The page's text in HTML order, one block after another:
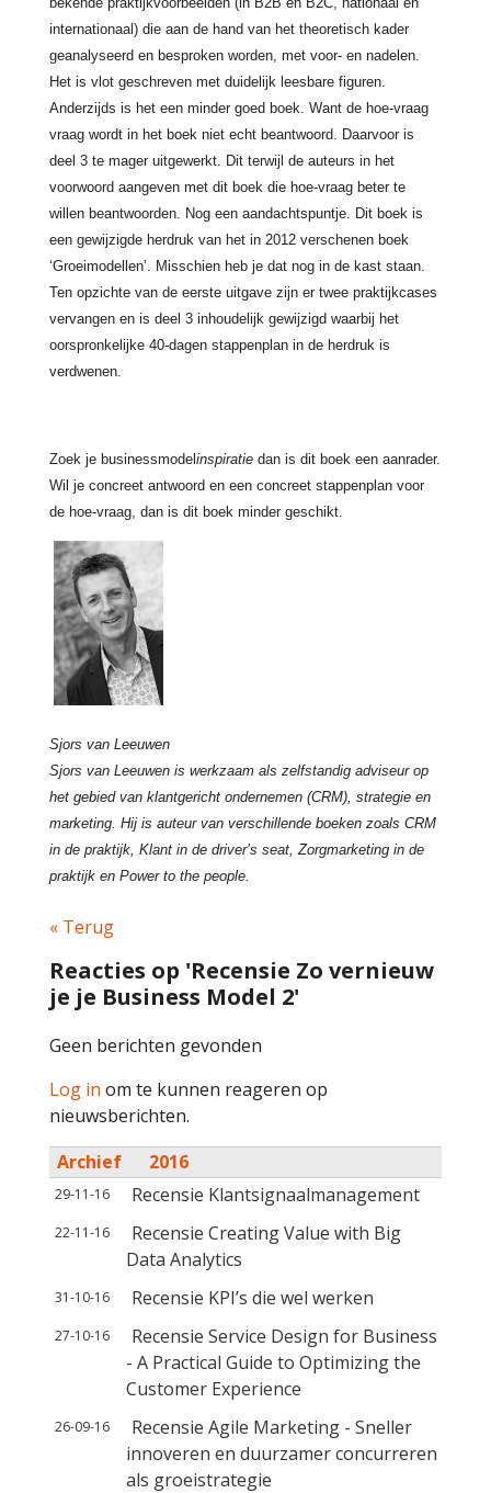
internationaal) die aan de hand van het theoretisch kader
geanalyseerd en besproken worden, met voor- en nadelen.
Het is vlot geschreven met duidelijk leesbare figuren.
Anderzijds is het een minder goed boek. Want de hoe-vraag
vraag wordt in het boek niet echt beantwoord. Daarvoor is
deel 3 te mager uitgewerkt. Dit terwijl de auteurs in het
voorwoord aangeven met dit boek die hoe-vraag beter te
willen beantwoorden. Nog een aandachtspuntje. Dit boek is
een gewijzigde herdruk van het in 2012 verschenen boek
‘Groeimodellen’. Misschien heb je dat nog in de kast staan.
Ten opzichte van de eerste uitgave zijn er twee praktijkcases
vervangen en is deel 3 inhoudelijk gewijzigd waarbij het
oorspronkelijke 40-dagen stappenplan in de herdruk is
verdwenen.
Zoek je businessmodel inspiratiedan is dit boek een aanrader.
Wil je concreet antwoord en een concreet stappenplan voor
de hoe-vraag, dan is dit boek minder geschikt.
Sjors van Leeuwen
Sjors van Leeuwen is werkzaam als zelfstandig adviseur op
het gebied van klantgericht ondernemen (CRM), strategie en
marketing. Hij is auteur van verschillende boeken zoals CRM
in de praktijk, Klant in de driver’s seat, Zorgmarketing in de
praktijk en Power to the people.
« Terug
Reacties op 'Recensie Zo vernieuw
je je Business Model 2'
Geen berichten gevonden
Log in om te kunnen reageren op
nieuwsberichten.
Archief
2016
29-11-16 Recensie Klantsignaalmanagement
22-11-16
Recensie Creating Value with Big
Data Analytics
31-10-16 Recensie KPI’s die wel werken
27-10-16
Recensie Service Design for Business
- A Practical Guide to Optimizing the
Customer Experience
26-09-16
Recensie Agile Marketing - Sneller
innoveren en duurzamer concurreren
als groeistrategie